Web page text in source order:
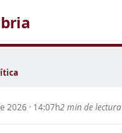
2026 · 14:07h2 min de lectura